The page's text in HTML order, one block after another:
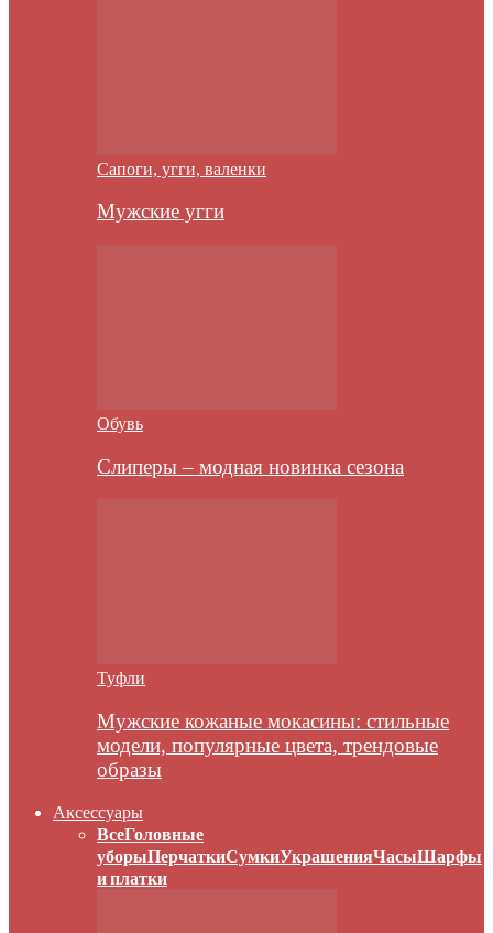
Сапоги, угги, валенки
Мужские угги
Обувь
Слиперы – модная новинка сезона
Туфли
Мужские кожаные мокасины: стильные
модели, популярные цвета, трендовые
образы
Аксессуары
ВсеГоловные
уборыПерчаткиСумкиУкрашенияЧасыШарфы
и платки